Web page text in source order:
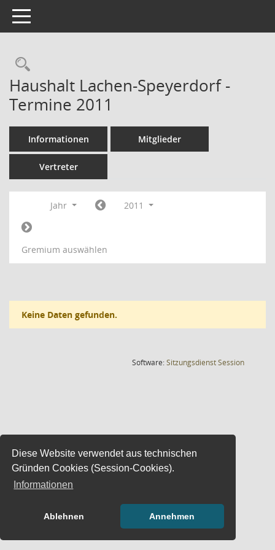
Diese Website verwendet aus technischen
Gründen Cookies (Session-Cookies).
Informationen
Ablehnen Annehmen
Toggle navigation
Rechercheauswahl
Haushalt Lachen-Speyerdorf -
Termine 2011
Informationen Mitglieder
Vertreter
Jahr 2011
Gremium auswählen
Keine Daten gefunden.
Software:SitzungsdienstSession(Wird in